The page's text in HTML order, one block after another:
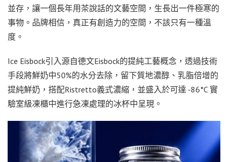
並存，讓一個長年用茶說話的文藝空間，生長出一件極寒的
事物。品牌相信，真正有創造力的空間，不該只有一種溫
度。
Ice Eisbock引入源自德文Eisbock的提純工藝概念，透過技術
手段將鮮奶中50%的水分去除，留下質地濃醇、乳脂倍增的
提純鮮奶，搭配Ristretto義式濃縮，並盛入於可達 -86°C 實
驗室級凍櫃中進行急凍處理的冰杯中呈現。